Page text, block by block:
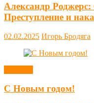
Александр
Преступление и
02.02.2025 Игорь Бродяга
С Новым годом!